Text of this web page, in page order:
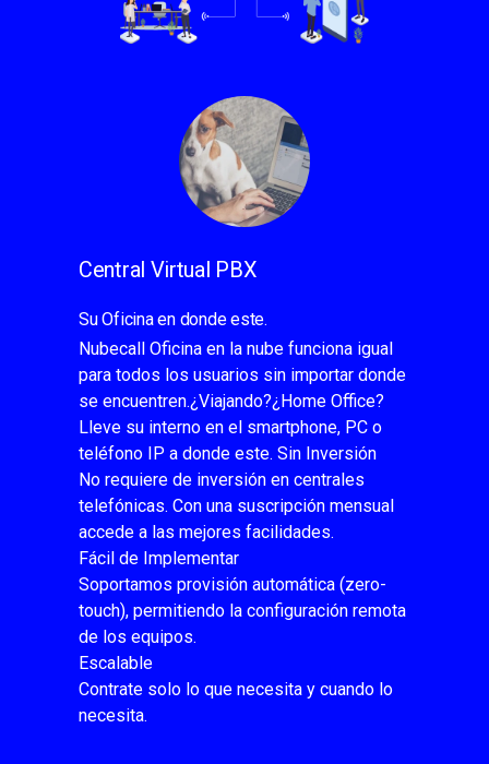
Central Virtual PBX
Su Oficina en donde este.
Nubecall Oficina en la nube funciona igual
para todos los usuarios sin importar donde
se encuentren.¿Viajando?¿Home Office?
Lleve su interno en el smartphone, PC o
teléfono IP a donde este. Sin Inversión
No requiere de inversión en centrales
telefónicas. Con una suscripción mensual
accede a las mejores facilidades.
Fácil de Implementar
Soportamos provisión automática (zero-
touch), permitiendo la configuración remota
de los equipos.
Escalable
Contrate solo lo que necesita y cuando lo
necesita.